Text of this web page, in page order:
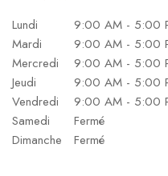
Lundi
9:00 AM - 5:00
Mardi
9:00 AM - 5:00
Mercredi
9:00 AM - 5:00
Jeudi
9:00 AM - 5:00
Vendredi
9:00 AM - 5:00
Samedi
Fermé
Dimanche
Fermé